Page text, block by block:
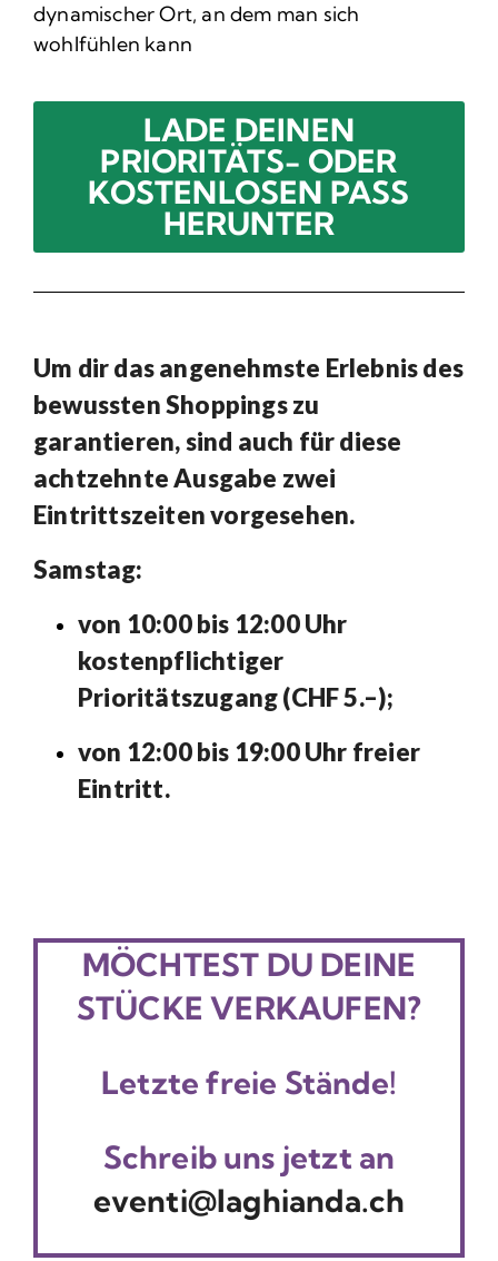
dynamischer Ort, an dem man sich
wohlfühlen kann
LADE DEINEN
PRIORITÄTS- ODER
KOSTENLOSEN PASS
HERUNTER
Um dir das angenehmste Erlebnis des
bewussten Shoppings zu
garantieren, sind auch für diese
achtzehnte Ausgabe zwei
Eintrittszeiten vorgesehen.
Samstag:
von 10:00 bis 12:00 Uhr
kostenpflichtiger
Prioritätszugang (CHF 5.–);
von 12:00 bis 19:00 Uhr freier
Eintritt.
MÖCHTEST DU DEINE
STÜCKE VERKAUFEN?
Letzte freie Stände!
Schreib uns jetzt an
eventi@laghianda.ch